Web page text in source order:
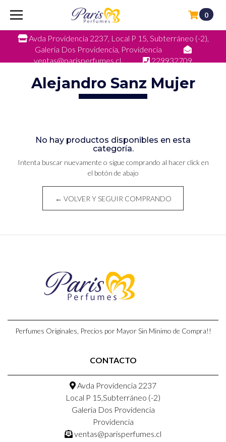
Avda Providencia 2237, Local P 15, Subterráneo (-2),
Galeria Dos Providencia, Providencia
ventas@parisperfumes.cl
229932709
0
Alejandro Sanz Mujer
No hay productos disponibles en esta
categoría.
Intenta buscar nuevamente o sigue comprando al hacer click en
el botón de abajo
← VOLVER Y SEGUIR COMPRANDO
Perfumes Originales, Precios por Mayor Sin Minimo de Compra!!
CONTACTO
Avda Providencia 2237
Local P 15,Subterráneo (-2)
Galeria Dos Providencia
Providencia
ventas@parisperfumes.cl